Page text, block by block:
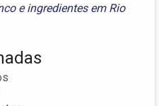
eingredientes em Rio